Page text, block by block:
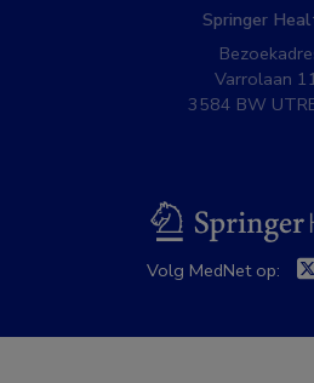
Springer
Varrolaan
3584 BW
Volg MedNet op: